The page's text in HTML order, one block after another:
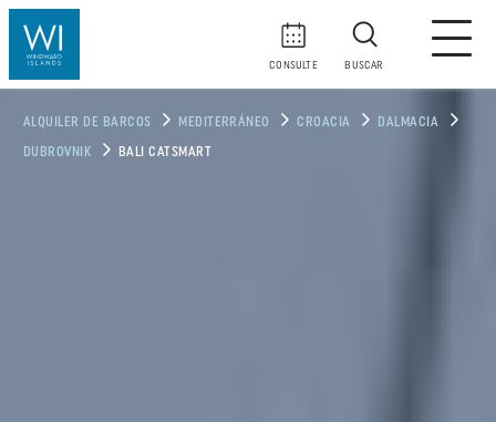
CONSULTE BUSCAR
ALQUILER DE BARCOS MEDITERRÁNEO CROACIA DALMACIA
DUBROVNIK BALI CATSMART